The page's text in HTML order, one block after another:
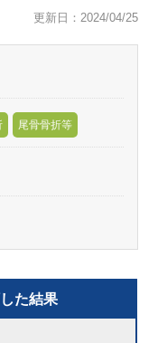
更新日：2024/04/25
尾骨骨折等
た結果